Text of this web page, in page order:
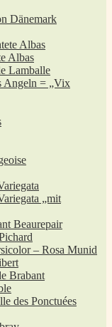
Dänemark
Albas
Albas
Lamballe
Angeln = „Vix
„mit
Beaurepair
– Rosa Munid
Brabant
des Ponctuées